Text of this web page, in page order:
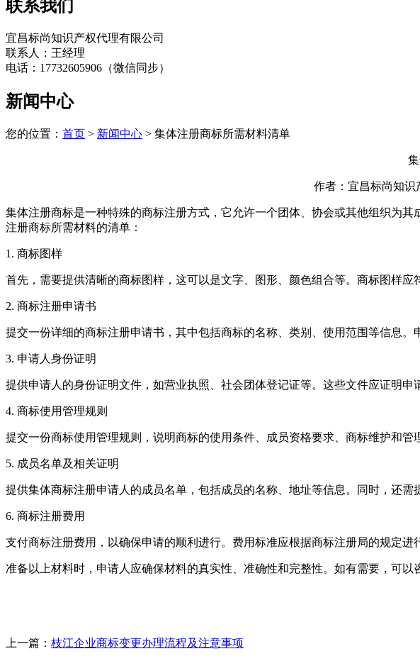
联系我们
宜昌标尚知识产权代理有限公司
联系人：王经理
电话：17732605906（微信同步）
新闻中心
您的位置： 首页 > 新闻中心 > 集体注册商标所需材料清单
作者：宜昌标尚知识
集体注册商标是一种特殊的商标注册方式，它允许一个团体、协会或其他组织为
注册商标所需材料的清单：
1. 商标图样
首先，需要提供清晰的商标图样，这可以是文字、图形、颜色组合等。商标图样应
2. 商标注册申请书
提交一份详细的商标注册申请书，其中包括商标的名称、类别、使用范围等信息。
3. 申请人身份证明
提供申请人的身份证明文件，如营业执照、社会团体登记证等。这些文件应证明申
4. 商标使用管理规则
提交一份商标使用管理规则，说明商标的使用条件、成员资格要求、商标维护和管
5. 成员名单及相关证明
提供集体商标注册申请人的成员名单，包括成员的名称、地址等信息。同时，还需
6. 商标注册费用
支付商标注册费用，以确保申请的顺利进行。费用标准应根据商标注册局的规定进
准备以上材料时，申请人应确保材料的真实性、准确性和完整性。如有需要，可以
上一篇： 枝江企业商标变更办理流程及注意事项